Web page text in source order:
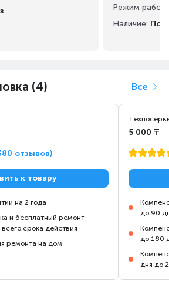
Режим
Наличие: Под
(4) Все
отзывов)
к товару
на 2 года
и бесплатный ремонт
срока действия
ремонта на дом
5 000 ₸
до 90
до 180
дня до